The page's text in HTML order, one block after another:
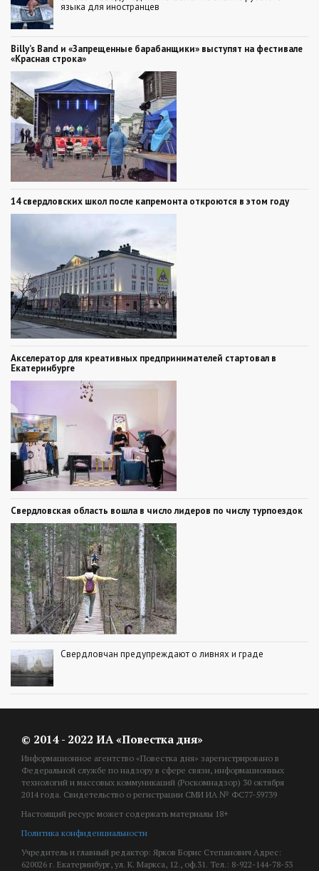
языка для иностранцев
Billy’s Band и «Запрещенные барабанщики» выступят на фестивале
«Красная строка»
14 свердловских школ после капремонта откроются в этом году
Акселератор для креативных предпринимателей стартовал в
Екатеринбурге
Свердловская область вошла в число лидеров по числу турпоездок
Свердловчан предупреждают о ливнях и граде
© 2014 - 2022 ИА «Повестка дня»
Информационное агентство «Повестка дня» зарегистрировано в
Федеральной службе по надзору в сфере связи, информационных
технологий и массовых коммуникаций (Роскомнадзор) 30 октября
2014 года. Свидетельство о регистрации СМИ ИА № ФС77-59739
Настоящий ресурс может содержать материалы 18+
Политика конфиденциальности
Учредитель и главный редактор: Ярков Борис Степанович Адрес:
620026 г. Екатеринбург, ул. К. Маркса, 12., оф.31. Тел.: 8-922-144-78-53